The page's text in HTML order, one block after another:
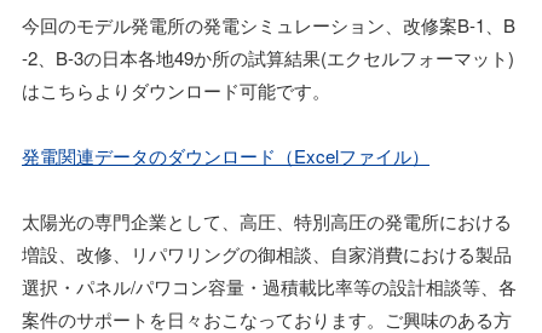
今回のモデル発電所の発電シミュレーション、改修案B-1、B
-2、B-3の日本各地49か所の試算結果(エクセルフォーマット)
はこちらよりダウンロード可能です。
発電関連データのダウンロード（Excelファイル）
太陽光の専門企業として、高圧、特別高圧の発電所における
増設、改修、リパワリングの御相談、自家消費における製品
選択・パネル/パワコン容量・過積載比率等の設計相談等、各
案件のサポートを日々おこなっております。ご興味のある方